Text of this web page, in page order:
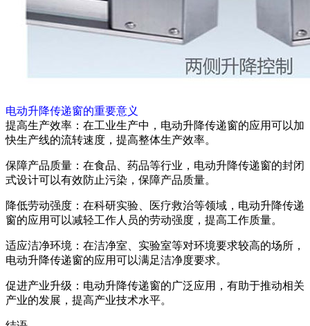
电动升降传递窗的重要意义
提高生产效率：在工业生产中，电动升降传递窗的应用可以加
快生产线的流转速度，提高整体生产效率。
保障产品质量：在食品、药品等行业，电动升降传递窗的封闭
式设计可以有效防止污染，保障产品质量。
降低劳动强度：在科研实验、医疗救治等领域，电动升降传递
窗的应用可以减轻工作人员的劳动强度，提高工作质量。
适应洁净环境：在洁净室、实验室等对环境要求较高的场所，
电动升降传递窗的应用可以满足洁净度要求。
促进产业升级：电动升降传递窗的广泛应用，有助于推动相关
产业的发展，提高产业技术水平。